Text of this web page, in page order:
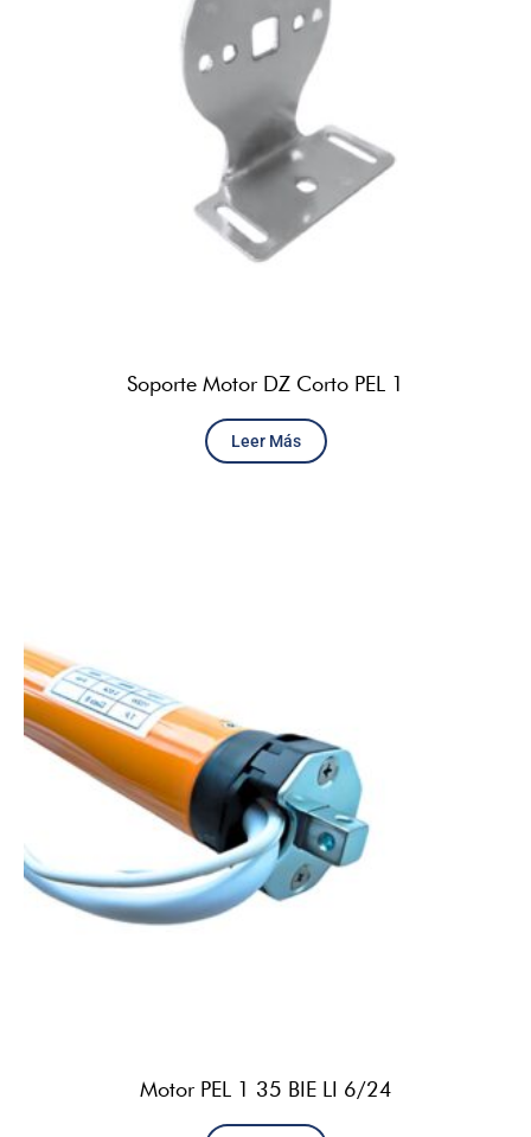
Soporte Motor DZ Corto PEL 1
Leer Más
Motor PEL 1 35 BIE LI 6/24